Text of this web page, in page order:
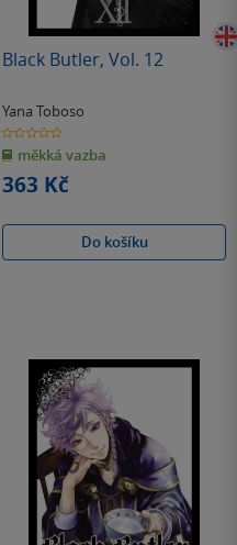
Black Butler, Vol. 12
Yana Toboso
0.0
z
5
hvězdiček
měkká vazba
363 Kč
Do košíku